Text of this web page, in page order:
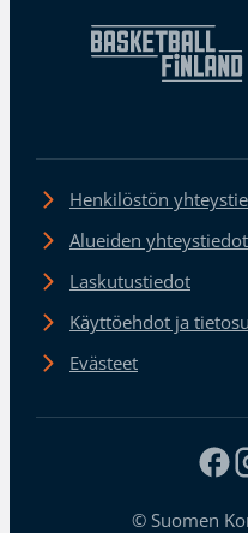
Henkilöstön
Alueiden yhteystiedot
Laskutustiedot
Käyttöehdot ja
Evästeet
© Suomen